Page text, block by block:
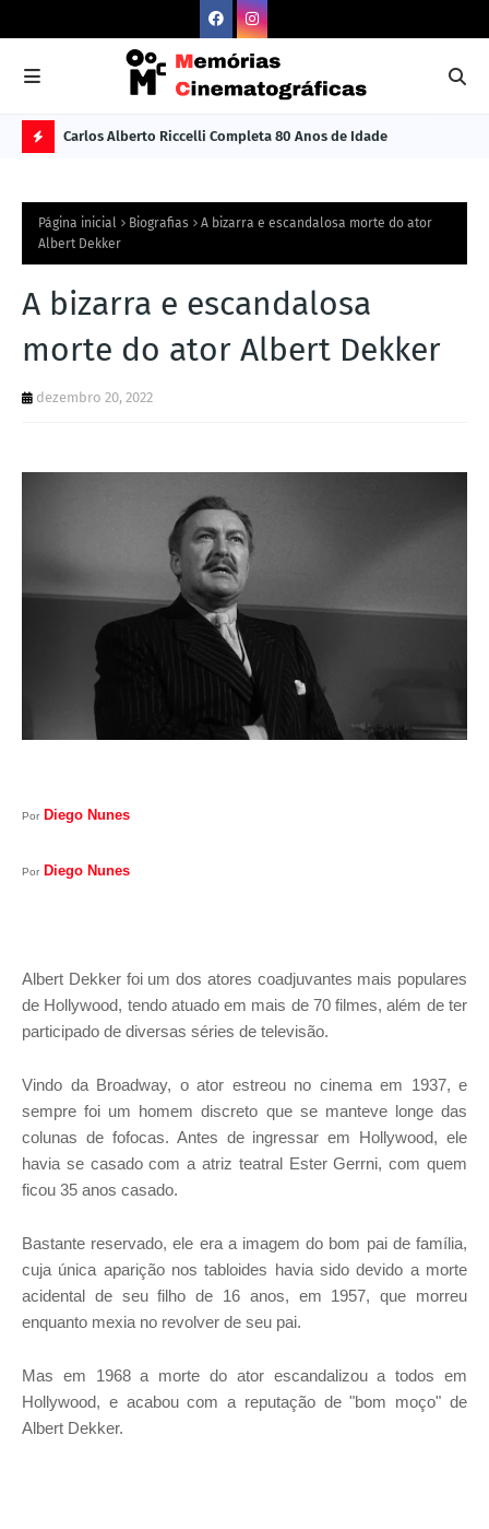
L
TI
M
A
O
Carlos Alberto Riccelli Completa 80 Anos de Idade
Página inicial Biografias
A bizarra e escandalosa morte do ator
Albert Dekker
A bizarra e escandalosa
morte do ator Albert Dekker
dezembro 20, 2022
Por Diego Nunes
Por Diego Nunes
Albert Dekker foi um dos atores coadjuvantes mais populares
de Hollywood, tendo atuado em mais de 70 filmes, além de ter
participado de diversas séries de televisão.
Vindo da Broadway, o ator estreou no cinema em 1937, e
sempre foi um homem discreto que se manteve longe das
colunas de fofocas. Antes de ingressar em Hollywood, ele
havia se casado com a atriz teatral Ester Gerrni, com quem
ficou 35 anos casado.
Bastante reservado, ele era a imagem do bom pai de família,
cuja única aparição nos tabloides havia sido devido a morte
acidental de seu filho de 16 anos, em 1957, que morreu
enquanto mexia no revolver de seu pai.
Mas em 1968 a morte do ator escandalizou a todos em
Hollywood, e acabou com a reputação de "bom moço" de
Albert Dekker.